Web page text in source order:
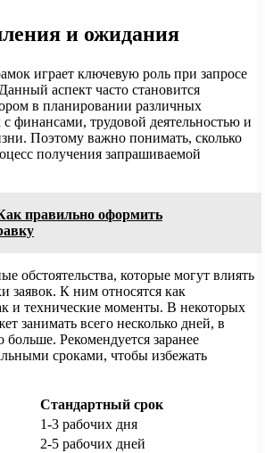
и ожидания
играет ключевую роль при запросе
аспект часто становится
в планировании различных
финансами, трудовой деятельностью и
Поэтому важно понимать, сколько
получения запрашиваемой
правильно оформить
обстоятельства, которые могут влиять
заявок. К ним относятся как
и технические моменты. В некоторых
занимать всего несколько дней, в
больше. Рекомендуется заранее
сроками, чтобы избежать
Стандартный срок
1-3 рабочих дня
2-5 рабочих дней